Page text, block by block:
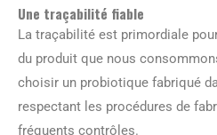
Une traçabilité fiable
La traçabilité est primordiale
du produit que nous
choisir un probiotique fabriqué
respectant les procédures de
fréquents contrôles.